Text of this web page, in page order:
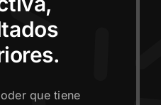
que tiene